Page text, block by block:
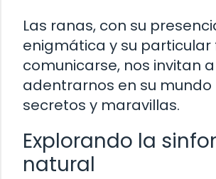
Las ranas, con su
enigmática y su
comunicarse, nos invitan a
adentrarnos en su mundo
secretos y maravillas.
Explorando la
natural